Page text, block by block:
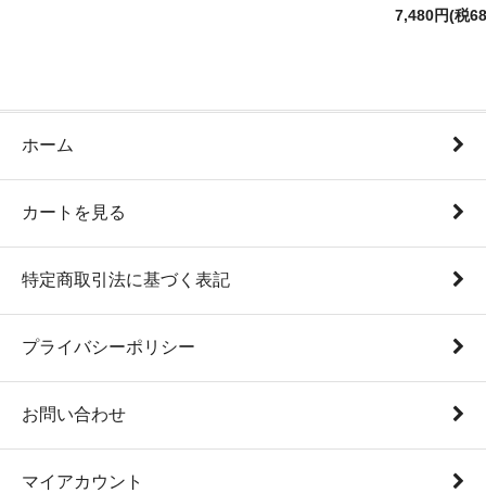
7,480円(税
ホーム
カートを見る
特定商取引法に基づく表記
プライバシーポリシー
お問い合わせ
マイアカウント